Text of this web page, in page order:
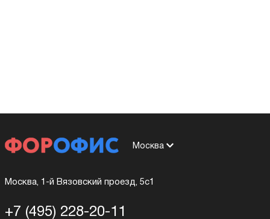
Москва
Москва, 1-й Вязовский проезд, 5с1
+7 (495) 228-20-11